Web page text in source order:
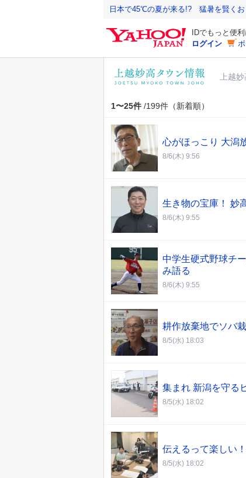
日本で45℃の夏が来る!? 猛暑を賢くお
IDでもっと便
ログイン
上越
1〜25件 /199件（新着順）
心がほっこり 大潟
8/6(木) 9:56
生き物の宝庫！ 妙
8/6(木) 9:55
中学生硬式野球チ
み語る
8/6(木) 9:55
耕作放棄地でソバ
8/5(水) 18:03
集まれ 新潟を守る
8/5(水) 18:02
伝えるって楽しい
8/5(水) 18:02